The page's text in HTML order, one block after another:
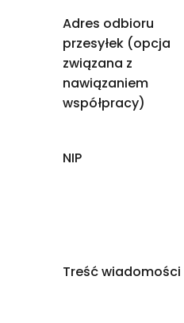
Adres odbioru
przesyłek (opcja
związana z
nawiązaniem
współpracy)
NIP
Treść wiadomości